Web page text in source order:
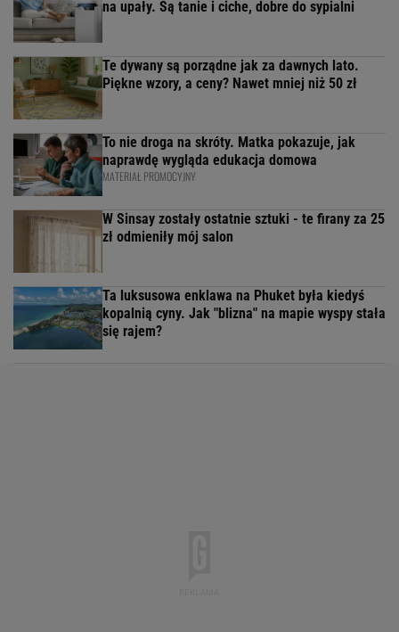
na upały. Są tanie i ciche, dobre do sypialni
Te dywany są porządne jak za dawnych lato.
Piękne wzory, a ceny? Nawet mniej niż 50 zł
To nie droga na skróty. Matka pokazuje, jak
naprawdę wygląda edukacja domowa
MATERIAŁ PROMOCYJNY
W Sinsay zostały ostatnie sztuki - te firany za 25
zł odmieniły mój salon
Ta luksusowa enklawa na Phuket była kiedyś
kopalnią cyny. Jak "blizna" na mapie wyspy stała
się rajem?